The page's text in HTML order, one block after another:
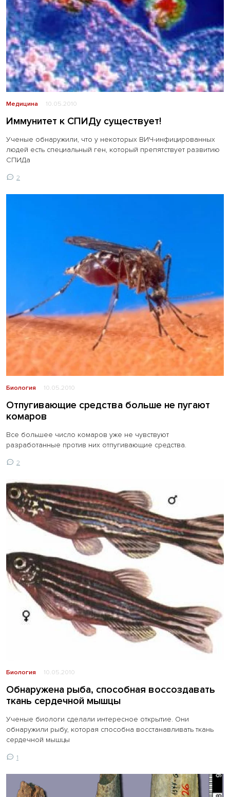
Медицина 10.05.2010
Иммунитет к СПИДу существует!
Ученые обнаружили, что у некоторых ВИЧ-инфицированных
людей есть специальный ген, который препятствует развитию
СПИДа
2
Биология 10.05.2010
Отпугивающие средства больше не пугают
комаров
Все большее число комаров уже не чувствуют
разработанные против них отпугивающие средства.
2
Биология 10.05.2010
Обнаружена рыба, способная воссоздавать
ткань сердечной мышцы
Ученые биологи сделали интересное открытие. Они
обнаружили рыбу, которая способна восстанавливать ткань
сердечной мышцы
1